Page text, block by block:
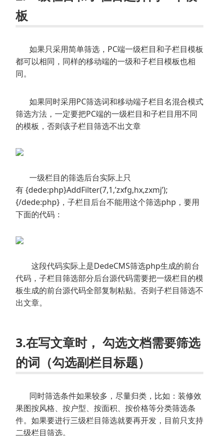
板
如果只采用简单筛选，PC端一级栏目和子栏目模板
都可以相同，同样的移动端的一级和子栏目模板也相
同。
如果同时采用PC筛选词和移动端子栏目名混合模式
筛选方法，一定要把PC端的一级栏目和子栏目用不同
的模板，否则该子栏目筛选不出文章
一级栏目的筛选后台实际上只
有 {dede:php}AddFilter(7,1,’zxfg,hx,zxmj’);
{/dede:php}，子栏目后台不能用这个筛选php，要用
下面的代码：
这段代码实际上是DedeCMS筛选php生成的前台
代码，子栏目筛选部分后台源代码需要把一级栏目的模
板生成的前台源代码全部复制粘贴。否则子栏目筛选不
出文章。
3.在写文章时， 勾选文档需要筛选
的词（勾选副栏目标题）
同时筛选条件如果较多，尽量归类，比如：装修效
果图按风格、按户型、按面积、按价格等分类筛选条
件。如果要进行三级栏目筛选就要再开发，目前只支持
二级栏目筛选。